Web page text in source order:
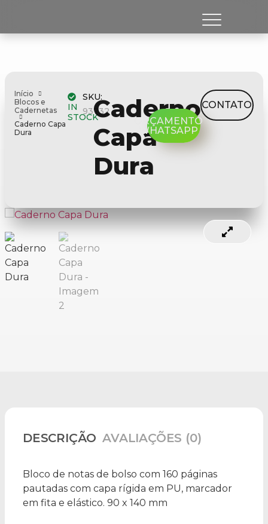
Início
Blocos e
Cadernetas
Caderno Capa
Dura
IN
STOCK
SKU:
93732
Caderno
Capa
Dura
ORÇAMENTO
WHATSAPP
CONTATO
DESCRIÇÃO AVALIAÇÕES (0)
Bloco de notas de bolso com 160 páginas
pautadas com capa rígida em PU, marcador
em fita e elástico. 90 x 140 mm